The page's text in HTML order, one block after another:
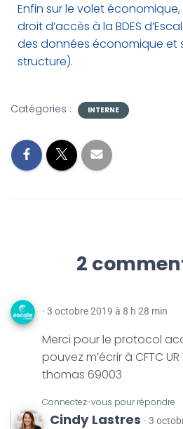
Enfin sur le volet économique,
droit d’accès à la BDES
des données économique et
structure).
Catégories : INTERNE
2
· 3 octobre 2019 à 8 h 28 min
Merci pour le protocol
pouvez m’écrir à CFTC
thomas 69003
Connectez-vous pour répondre
Cindy Lastres · 3